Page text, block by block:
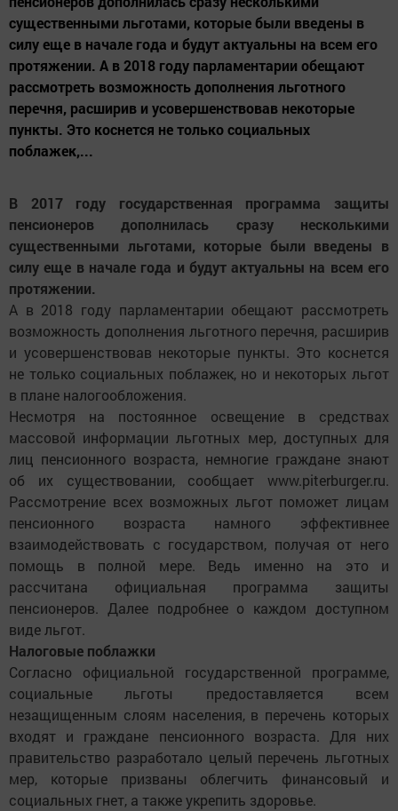
существенными льготами, которые были введены в
силу еще в начале года и будут актуальны на всем его
протяжении. А в 2018 году парламентарии обещают
рассмотреть возможность дополнения льготного
перечня, расширив и усовершенствовав некоторые
пункты. Это коснется не только социальных
поблажек,...
В 2017 году государственная программа защиты
пенсионеров дополнилась сразу несколькими
существенными льготами, которые были введены в
силу еще в начале года и будут актуальны на всем его
протяжении.
А в 2018 году парламентарии обещают рассмотреть
возможность дополнения льготного перечня, расширив
и усовершенствовав некоторые пункты. Это коснется
не только социальных поблажек, но и некоторых льгот
в плане налогообложения.
Несмотря на постоянное освещение в средствах
массовой информации льготных мер, доступных для
лиц пенсионного возраста, немногие граждане знают
об их существовании, сообщает www.piterburger.ru.
Рассмотрение всех возможных льгот поможет лицам
пенсионного возраста намного эффективнее
взаимодействовать с государством, получая от него
помощь в полной мере. Ведь именно на это и
рассчитана официальная программа защиты
пенсионеров. Далее подробнее о каждом доступном
виде льгот.
Налоговые поблажки
Согласно официальной государственной программе,
социальные льготы предоставляется всем
незащищенным слоям населения, в перечень которых
входят и граждане пенсионного возраста. Для них
правительство разработало целый перечень льготных
мер, которые призваны облегчить финансовый и
социальных гнет, а также укрепить здоровье.